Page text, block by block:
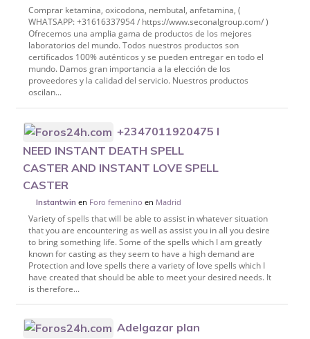
Comprar ketamina, oxicodona, nembutal, anfetamina, (
WHATSAPP: +31616337954 / https://www.seconalgroup.com/ )
Ofrecemos una amplia gama de productos de los mejores
laboratorios del mundo. Todos nuestros productos son
certificados 100% auténticos y se pueden entregar en todo el
mundo. Damos gran importancia a la elección de los
proveedores y la calidad del servicio. Nuestros productos
oscilan...
+2347011920475 I
NEED INSTANT DEATH SPELL
CASTER AND INSTANT LOVE SPELL
CASTER
Instantwin en Foro femenino en Madrid
Variety of spells that will be able to assist in whatever situation
that you are encountering as well as assist you in all you desire
to bring something life. Some of the spells which I am greatly
known for casting as they seem to have a high demand are
Protection and love spells there a variety of love spells which I
have created that should be able to meet your desired needs. It
is therefore...
Adelgazar plan